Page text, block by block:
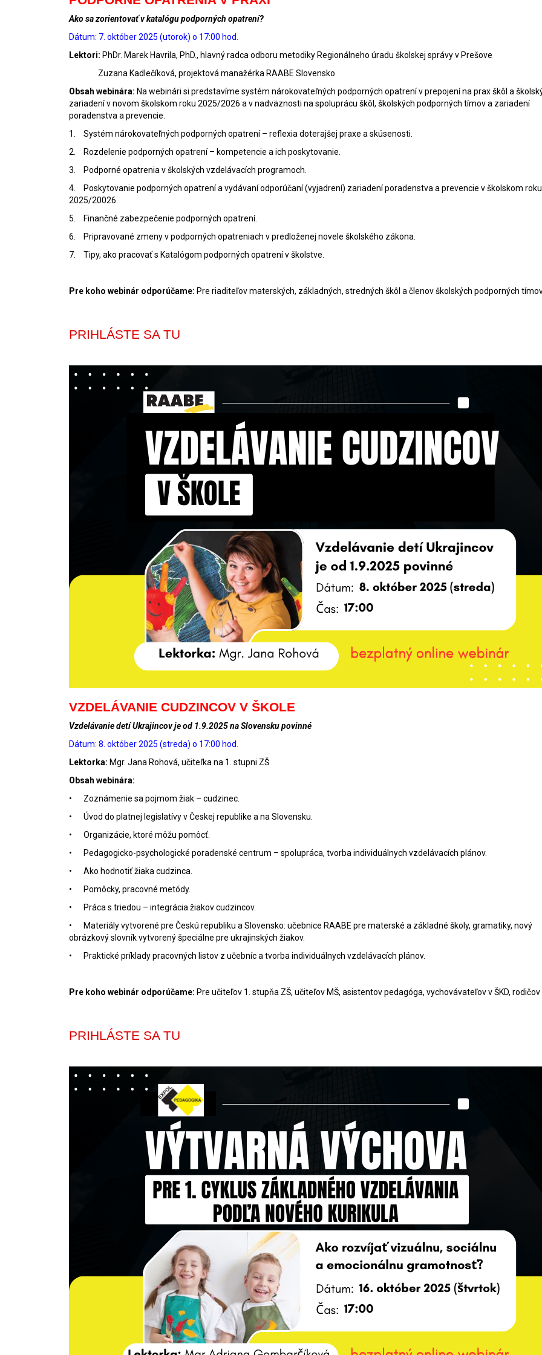
Ako sa zorientovať v katalógu podporných opatrení?
Dátum: 7. október 2025 (utorok) o 17:00 hod.
Lektori: PhDr. Marek Havrila, PhD., hlavný radca odboru metodiky Regionálneho úradu školskej správy v Prešove
Zuzana Kadlečíková, projektová manažérka RAABE Slovensko
Obsah webinára: Na webinári si predstavíme systém nárokovateľných podporných opatrení v prepojení na prax škôl a
zariadení v novom školskom roku 2025/2026 a v nadväznosti na spoluprácu škôl, školských podporných tímov a zariadení
poradenstva a prevencie.
1.
Systém nárokovateľných podporných opatrení – reflexia doterajšej praxe a skúsenosti.
2.
Rozdelenie podporných opatrení – kompetencie a ich poskytovanie.
3.
Podporné opatrenia v školských vzdelávacích programoch.
4.
Poskytovanie podporných opatrení a vydávaní odporúčaní (vyjadrení) zariadení poradenstva a prevencie v školskom roku
2025/20026.
5.
Finančné zabezpečenie podporných opatrení.
6.
Pripravované zmeny v podporných opatreniach v predloženej novele školského zákona.
7.
Tipy, ako pracovať s Katalógom podporných opatrení v školstve.
Pre koho webinár odporúčame: Pre riaditeľov materských, základných, stredných škôl a členov školských podporných
PRIHLÁSTE SA TU
VZDELÁVANIE CUDZINCOV V ŠKOLE
Vzdelávanie detí Ukrajincov je od 1.9.2025 na Slovensku povinné
Dátum: 8. október 2025 (streda) o 17:00 hod.
Lektorka: Mgr. Jana Rohová, učiteľka na 1. stupni ZŠ
Obsah webinára:
•
Zoznámenie sa pojmom žiak – cudzinec.
•
Úvod do platnej legislatívy v Českej republike a na Slovensku.
•
Organizácie, ktoré môžu pomôcť.
•
Pedagogicko-psychologické poradenské centrum – spolupráca, tvorba individuálnych vzdelávacích plánov.
•
Ako hodnotiť žiaka cudzinca.
•
Pomôcky, pracovné metódy.
•
Práca s triedou – integrácia žiakov cudzincov.
•
Materiály vytvorené pre Českú republiku a Slovensko: učebnice RAABE pre materské a základné školy, gramatiky, nový
obrázkový slovník vytvorený špeciálne pre ukrajinských žiakov.
•
Praktické príklady pracovných listov z učebníc a tvorba individuálnych vzdelávacích plánov.
Pre koho webinár odporúčame: Pre učiteľov 1. stupňa ZŠ, učiteľov MŠ, asistentov pedagóga, vychovávateľov v ŠKD, rodičov
PRIHLÁSTE SA TU